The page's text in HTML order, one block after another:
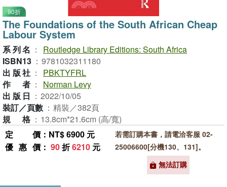
90折
The Foundations of the South African Cheap
Labour System
系列名 ：
Routledge Library Editions: South Africa
ISBN13 ： 9781032311180
出版社 ：
PBKTYFRL
作者 ：
Norman Levy
出版日 ： 2022/10/05
裝訂／頁數 ： 精裝／382頁
規格 ： 13.8cm*21.6cm (高/寬)
定價 ：NT$ 6900 元
優惠價 ： 90折6210 元
若需訂購本書，請電洽客服 02-
25006600[分機130、131]。
無法訂購